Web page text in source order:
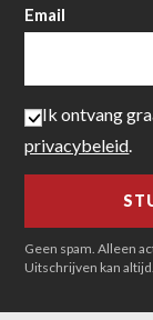
Email
Ik ontvang
privacybeleid.
Geen spam. Alleen
Uitschrijven kan altijd.